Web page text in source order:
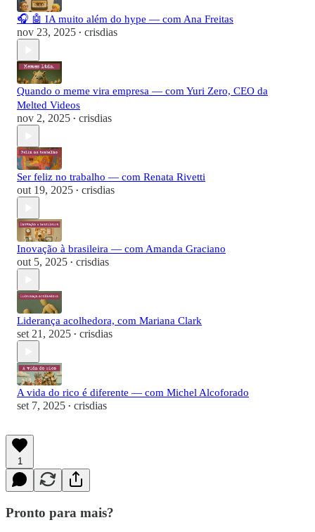
🎧 🤖 IA muito além do hype — com Ana Freitas
nov 23, 2025 • crisdias
Quando o meme vira empresa — com Yuri Zero, CEO da
Melted Videos
nov 2, 2025 • crisdias
Ser feliz no trabalho — com Renata Rivetti
out 19, 2025 • crisdias
Inovação à brasileira — com Amanda Graciano
out 5, 2025 • crisdias
Liderança acolhedora, com Mariana Clark
set 21, 2025 • crisdias
A vida do rico é diferente — com Michel Alcoforado
set 7, 2025 • crisdias
1
Pronto para mais?